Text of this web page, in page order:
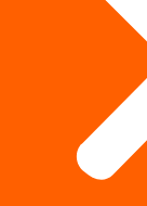
In de
het oog